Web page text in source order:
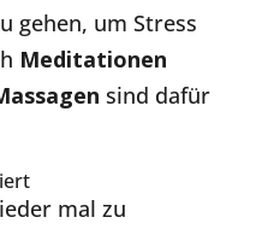
gehen, um Stress
Meditationen
sind dafür
mal zu